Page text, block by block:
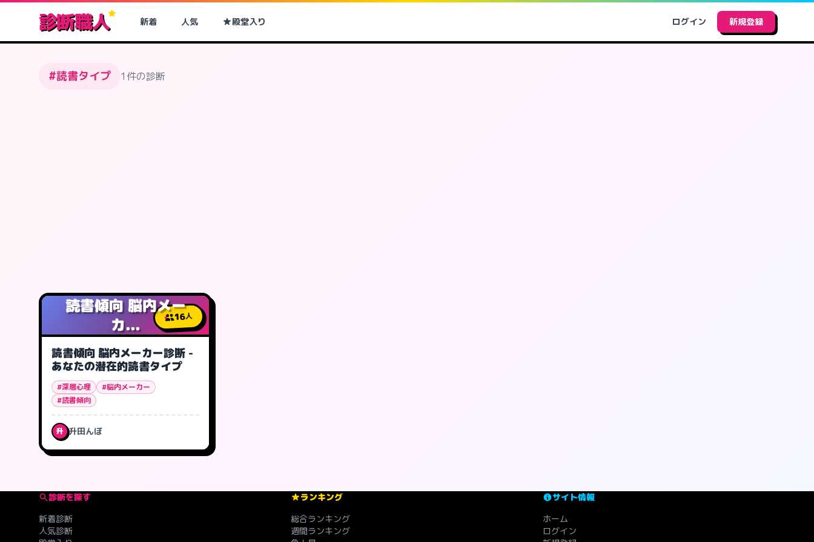
診断職人 新着 人気 殿堂入り ログイン 新規登録
#読書タイプ 1件の診断
読書傾向 脳内メー
カ...
16人
読書傾向 脳内メーカー診断 -
あなたの潜在的読書タイプ
#深層心理
#脳内メーカー
#読書傾向
升 升田んぼ
診断を探す
新着診断
人気診断
ランキング
総合ランキング
週間ランキング
サイト情報
ホーム
ログイン